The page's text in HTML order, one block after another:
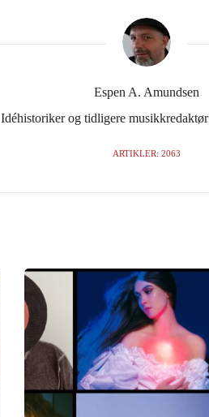
Espen A. Amundsen
Idéhistoriker og tidligere
ARTIKLER: 2063